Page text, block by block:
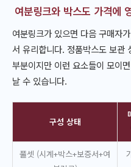
여분링크와 박스도 가격에
여분링크가 있으면 다음 구매자
서 유리합니다. 정품박스도 보관
부분이지만 이런 요소들이 모이
날 수 있습니다.
구성 상태
풀셋 (시계+박스+보증서+여